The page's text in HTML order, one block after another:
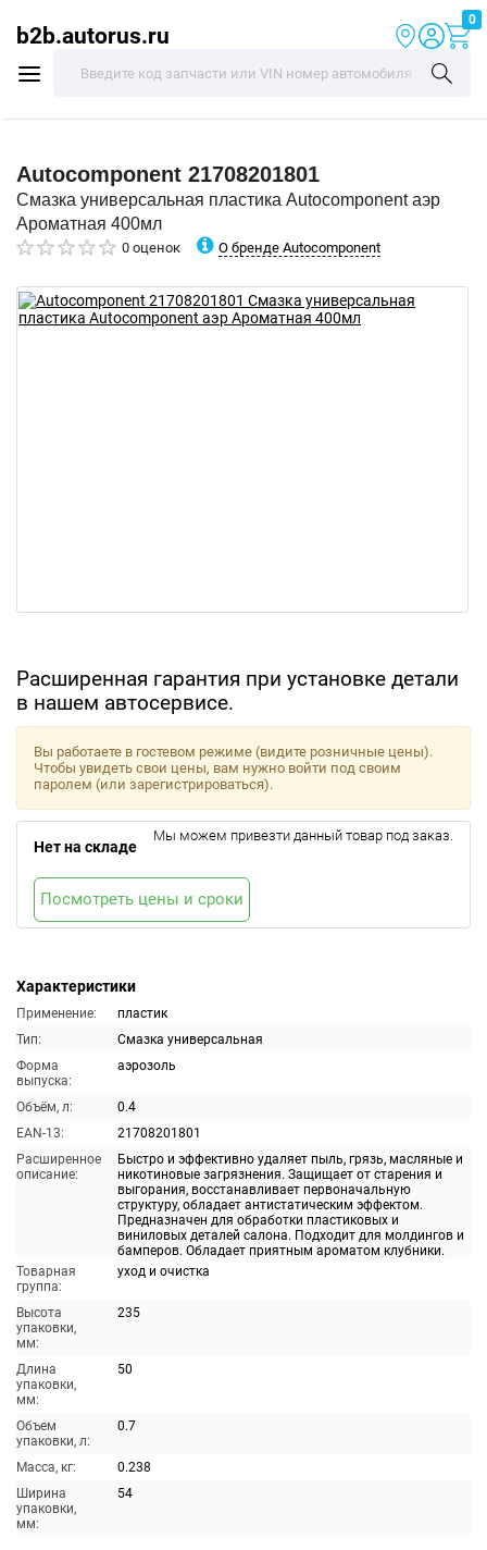
b2b.autorus.ru
0
Autocomponent 21708201801
Смазка универсальная пластика Autocomponent аэр
Ароматная 400мл
0 оценок О бренде Autocomponent
Расширенная гарантия при установке детали
в нашем автосервисе.
Характеристики
Применение:
пластик
Тип:
Смазка универсальная
Форма
выпуска:
аэрозоль
Объём, л:
0.4
EAN-13:
21708201801
Расширенное
описание:
Быстро и эффективно удаляет пыль, грязь, масляные и
никотиновые загрязнения. Защищает от старения и
выгорания, восстанавливает первоначальную
структуру, обладает антистатическим эффектом.
Предназначен для обработки пластиковых и
виниловых деталей салона. Подходит для молдингов и
бамперов. Обладает приятным ароматом клубники.
Товарная
группа:
уход и очистка
Высота
упаковки,
мм:
235
Длина
упаковки,
мм:
50
Объем
упаковки, л:
0.7
Масса, кг:
0.238
Ширина
упаковки,
мм:
54
Вы работаете в гостевом режиме (видите розничные цены).
Чтобы увидеть свои цены, вам нужно войти под своим
паролем (или зарегистрироваться).
Нет на складе
Мы можем привезти данный товар под заказ.
Посмотреть цены и сроки